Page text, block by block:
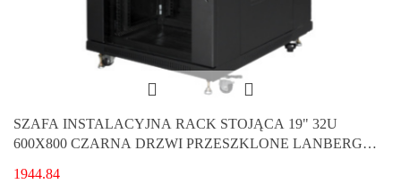
SZAFA INSTALACYJNA RACK STOJĄCA 19" 32U
600X800 CZARNA DRZWI PRZESZKLONE LANBERG
1944.84